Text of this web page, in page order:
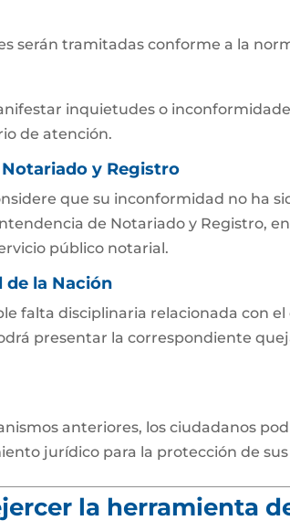
serán tramitadas conforme a la
inquietudes o
de atención.
y Registro
que su inconformidad no ha
de Notariado y Registro,
público notarial.
de la Nación
falta disciplinaria relacionada con
presentar la correspondiente
anteriores, los ciudadanos
jurídico para la protección de
la herramienta